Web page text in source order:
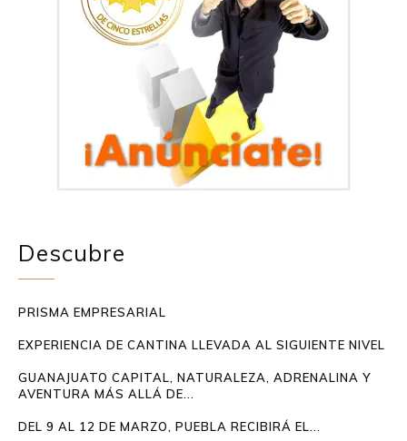
Descubre
PRISMA EMPRESARIAL
EXPERIENCIA DE CANTINA LLEVADA AL SIGUIENTE NIVEL
GUANAJUATO CAPITAL, NATURALEZA, ADRENALINA Y
AVENTURA MÁS ALLÁ DE...
DEL 9 AL 12 DE MARZO, PUEBLA RECIBIRÁ EL...